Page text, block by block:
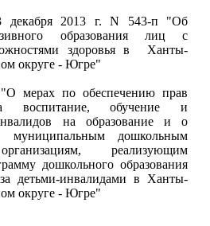
декабря 2013 г. N 543-п "Об
образования лиц с
здоровья в Ханты-
округе - Югре"
по обеспечению прав
воспитание, обучение и
на образование и о
муниципальным дошкольным
реализующим
дошкольного образования
детьми-инвалидами в Ханты-
округе - Югре"